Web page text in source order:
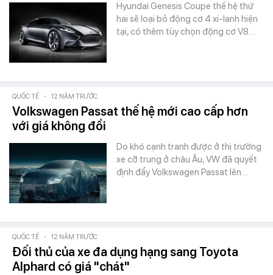
Hyundai Genesis Coupe thế hệ thứ
hai sẽ loại bỏ động cơ 4 xi-lanh hiện
tại, có thêm tùy chọn động cơ V8…
QUỐC TẾ - 12 NĂM TRƯỚC
Volkswagen Passat thế hệ mới cao cấp hơn
với giá không đổi
Do khó cạnh tranh được ở thị trường
xe cỡ trung ở châu Âu, VW đã quyết
định đẩy Volkswagen Passat lên…
QUỐC TẾ - 12 NĂM TRƯỚC
Đối thủ của xe đa dụng hạng sang Toyota
Alphard có giá "chát"